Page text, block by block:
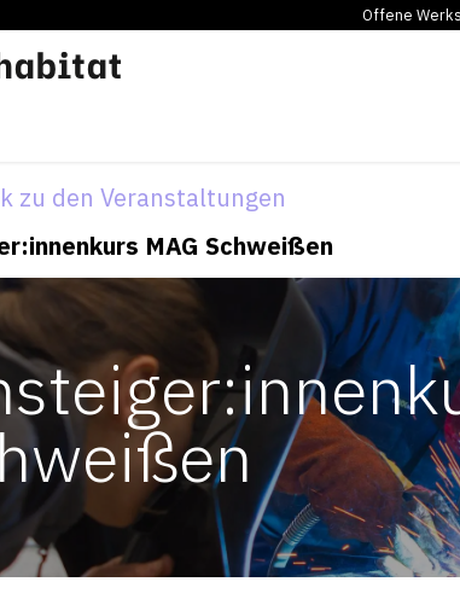
Offene
zu den Veranstaltungen
MAG Schweißen